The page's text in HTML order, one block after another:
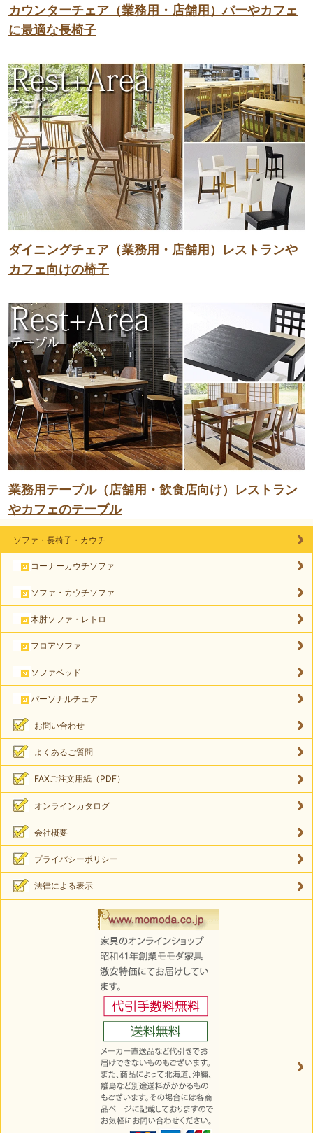
カウンターチェア（業務用・店舗用）バーやカフェ
に最適な長椅子
ダイニングチェア（業務用・店舗用）レストランや
カフェ向けの椅子
業務用テーブル（店舗用・飲食店向け）レストラン
やカフェのテーブル
ソファ・長椅子・カウチ
コーナーカウチソファ
ソファ・カウチソファ
木肘ソファ・レトロ
フロアソファ
ソファベッド
パーソナルチェア
お問い合わせ
よくあるご質問
FAXご注文用紙（PDF）
オンラインカタログ
会社概要
プライバシーポリシー
法律による表示